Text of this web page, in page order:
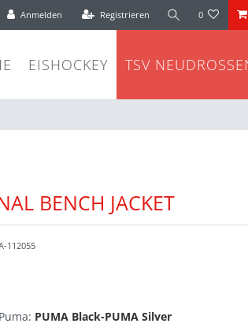
Anmelden Registrieren 0
EISHOCKEY TSV
BENCH JACKET
112055
PUMA Black-PUMA Silver